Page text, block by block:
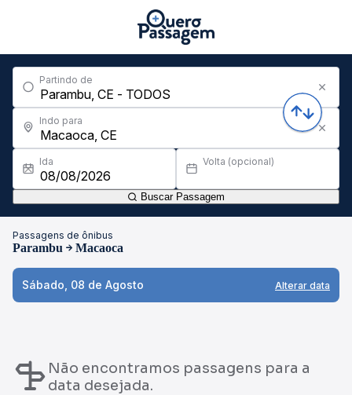
Partindo de
Indo para
Ida Volta (opcional)
Buscar Passagem
Passagens de ônibus
Parambu Macaoca
Sábado, 08 de Agosto Alterar data
Não encontramos passagens para a
data desejada.